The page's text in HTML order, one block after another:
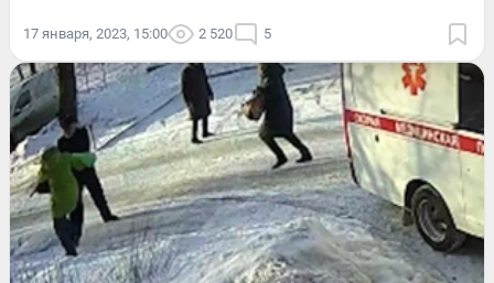
17 января, 2023, 15:00 2 520 5